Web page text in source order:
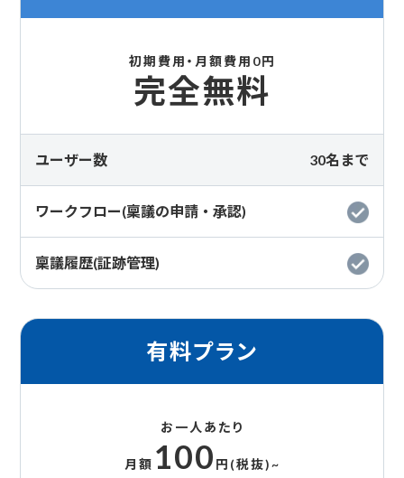
初期費用・月額費用0円
完全無料
ユーザー数 30名まで
ワークフロー(稟議の申請・承認)
稟議履歴(証跡管理)
有料プラン
お一人あたり
月額 100 円(税抜)~